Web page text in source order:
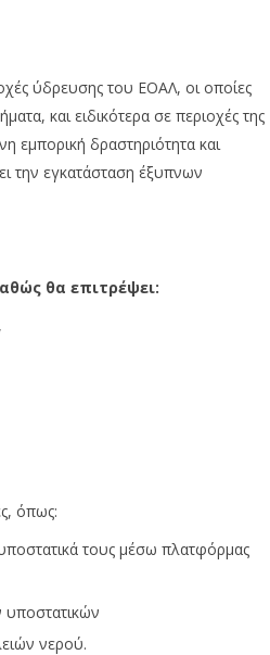
ύδρευσης του ΕΟΑΛ, οι οποίες
και ειδικότερα σε περιοχές της
εμπορική δραστηριότητα και
την εγκατάσταση έξυπνων
θα επιτρέψει:
όπως:
τους μέσω πλατφόρμας
υποστατικών
νερού.